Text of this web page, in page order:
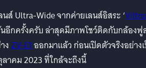
ส์ Ultra-Wide จากค่ายเลนส์อิสระ ‘
นอีกครั้งครับ ล่าสุดมีภาพโชว์ติดกับกล้องฟู
งZV-E1ออกมาแล้ว ก่อนเปิดตัวจริงอย่าง
าคม 2023 ที่ใกล้จะถึงนี้